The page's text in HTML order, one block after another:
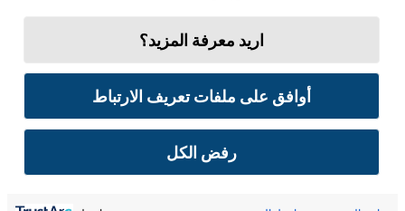
اريد معرفة المزيد؟
أوافق على ملفات تعريف الارتباط
رفض الكل